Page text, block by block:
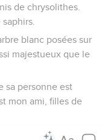
de chrysolithes.
blanc posées sur
majestueux que le
sa personne est
mon ami, filles de